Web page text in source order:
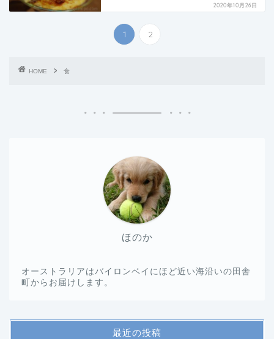
2020年10月26日
1 2
HOME 食
ほのか
オーストラリアはバイロンベイにほど近い海沿いの田舎
町からお届けします。
最近の投稿